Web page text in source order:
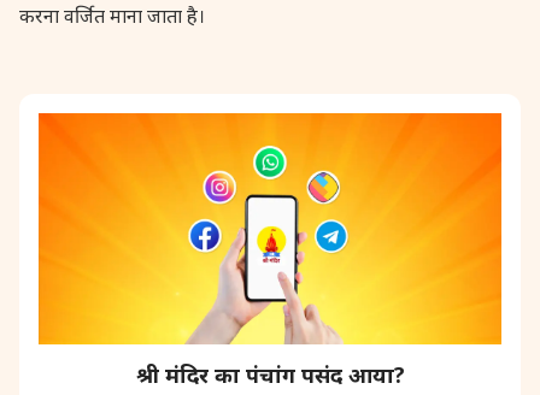
करना वर्जित माना जाता है।
श्री मंदिर का पंचांग पसंद आया?